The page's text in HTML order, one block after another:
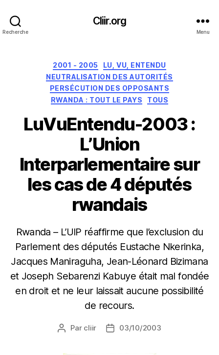
Recherche
Cliir.org
Menu
Catégories
2001 - 2005
LU, VU, ENTENDU
NEUTRALISATION DES AUTORITÉS
PERSÉCUTION DES OPPOSANTS
RWANDA : TOUT LE PAYS
TOUS
LuVuEntendu-2003 :
L’Union
Interparlementaire sur
les cas de 4 députés
rwandais
Rwanda – L’UIP réaffirme que l’exclusion du
Parlement des députés Eustache Nkerinka,
Jacques Maniraguha, Jean-Léonard Bizimana
et Joseph Sebarenzi Kabuye était mal fondée
en droit et ne leur laissait aucune possibilité
de recours.
Auteur
Par cliir
Date03/10/2003